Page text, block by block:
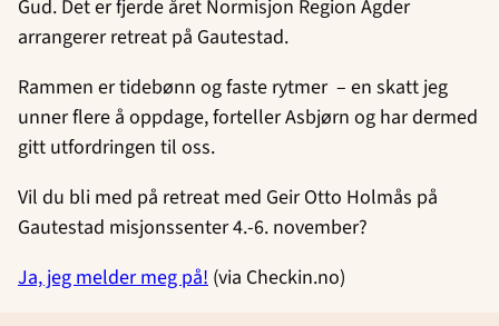
Gud. Det er fjerde året Normisjon Region Agder
arrangerer retreat på Gautestad.
Rammen er tidebønn og faste rytmer – en skatt jeg
unner flere å oppdage, forteller Asbjørn og har dermed
gitt utfordringen til oss.
Vil du bli med på retreat med Geir Otto Holmås på
Gautestad misjonssenter 4.-6. november?
Ja, jeg melder meg på! (via Checkin.no)